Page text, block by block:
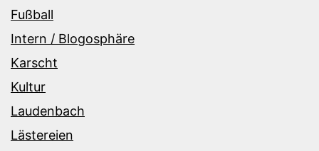
Fußball
Intern / Blogosphäre
Karscht
Kultur
Laudenbach
Lästereien